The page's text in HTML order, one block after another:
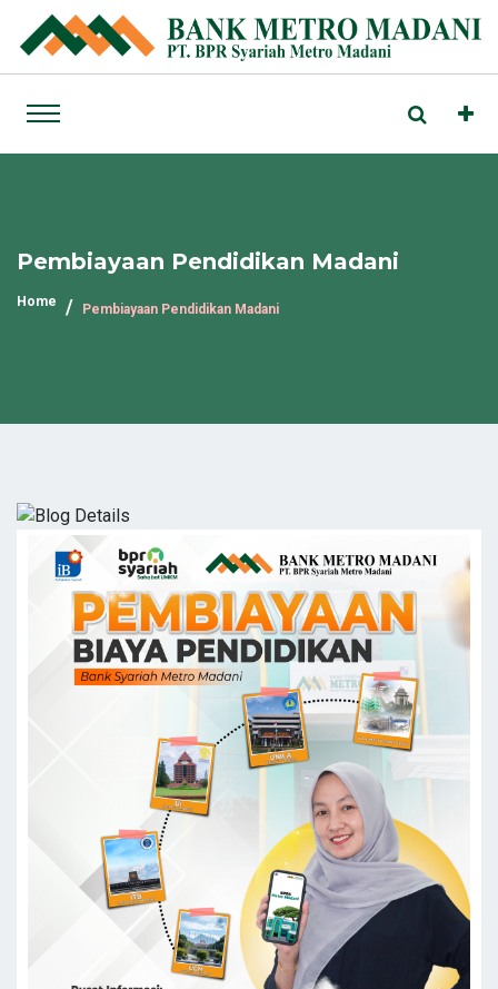
Pembiayaan Pendidikan Madani
Home Pembiayaan Pendidikan Madani